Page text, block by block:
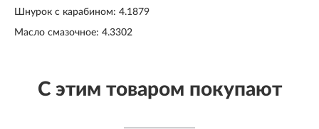
Шнурок с карабином: 4.1879
Масло смазочное: 4.3302
С этим товаром покупают